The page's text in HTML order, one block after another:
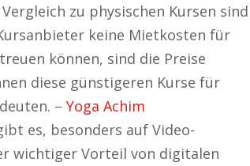
zu physischen Kursen sind
keine Mietkosten für
können, sind die Preise
diese günstigeren Kurse für
– Yoga Achim
es, besonders auf Video-
wichtiger Vorteil von digitalen